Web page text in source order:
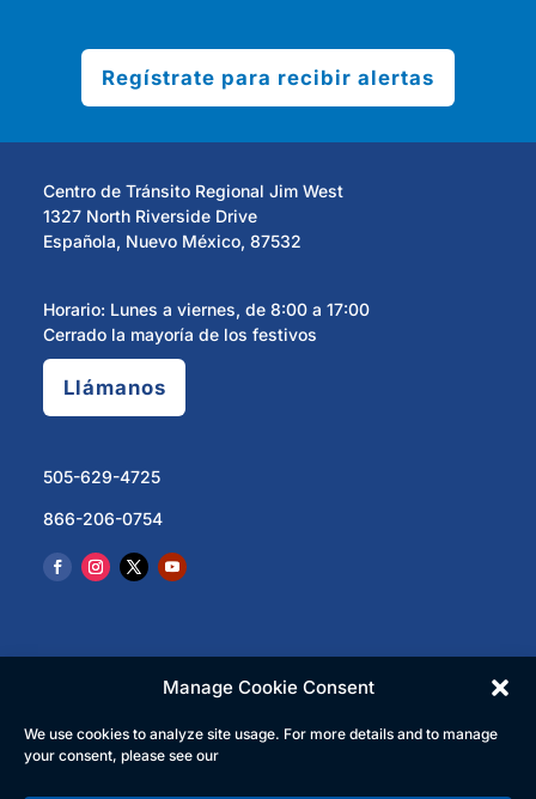
Manage Cookie Consent
We use cookies to analyze site usage. For more details and to manage
your consent, please see our
Regístrate para recibir alertas
Centro de Tránsito Regional Jim West
1327 North Riverside Drive
Española, Nuevo México, 87532
Horario: Lunes a viernes, de 8:00 a 17:00
Cerrado la mayoría de los festivos
Llámanos
505-629-4725
866-206-0754
© 2023 North Central Regional Transit District | Todos
los derechos reservados